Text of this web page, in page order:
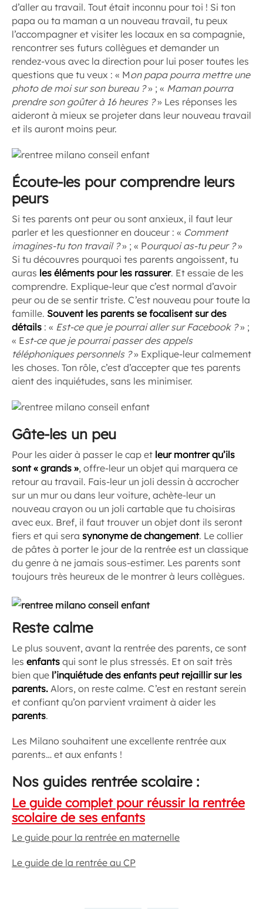
d’aller au travail. Tout était inconnu pour toi ! Si ton
papa ou ta maman a un nouveau travail, tu peux
l’accompagner et visiter les locaux en sa compagnie,
rencontrer ses futurs collègues et demander un
rendez-vous avec la direction pour lui poser toutes les
questions que tu veux : « Mon papa pourra mettre une
photo de moi sur son bureau ?» ; « Maman pourra
prendre son goûter à 16 heures ?» Les réponses les
aideront à mieux se projeter dans leur nouveau travail
et ils auront moins peur.
Écoute-les pour comprendre leurs
peurs
Si tes parents ont peur ou sont anxieux, il faut leur
parler et les questionner en douceur : « Comment
imagines-tu ton travail ?» ; « Pourquoi as-tu peur ?»
Si tu découvres pourquoi tes parents angoissent, tu
auras les éléments pour les rassurer. Et essaie de les
comprendre. Explique-leur que c’est normal d’avoir
peur ou de se sentir triste. C’est nouveau pour toute la
famille. Souvent les parents se focalisent sur des
détails : « Est-ce que je pourrai aller sur Facebook ?» ;
« Est-ce que je pourrai passer des appels
téléphoniques personnels ?» Explique-leur calmement
les choses. Ton rôle, c’est d’accepter que tes parents
aient des inquiétudes, sans les minimiser.
Gâte-les un peu
Pour les aider à passer le cap et leur montrer qu’ils
sont « grands », offre-leur un objet qui marquera ce
retour au travail. Fais-leur un joli dessin à accrocher
sur un mur ou dans leur voiture, achète-leur un
nouveau crayon ou un joli cartable que tu choisiras
avec eux. Bref, il faut trouver un objet dont ils seront
fiers et qui sera synonyme de changement. Le collier
de pâtes à porter le jour de la rentrée est un classique
du genre à ne jamais sous-estimer. Les parents sont
toujours très heureux de le montrer à leurs collègues.
Reste calme
Le plus souvent, avant la rentrée des parents, ce sont
les enfants qui sont le plus stressés. Et on sait très
bien que l’inquiétude des enfants peut rejaillir sur les
parents. Alors, on reste calme. C’est en restant serein
et confiant qu’on parvient vraiment à aider les
parents.
Les Milano souhaitent une excellente rentrée aux
parents… et aux enfants !
Nos guides rentrée scolaire :
Le guide complet pour réussir la rentrée
scolaire de ses enfants
Le guide pour la rentrée en maternelle
Le guide de la rentrée au CP